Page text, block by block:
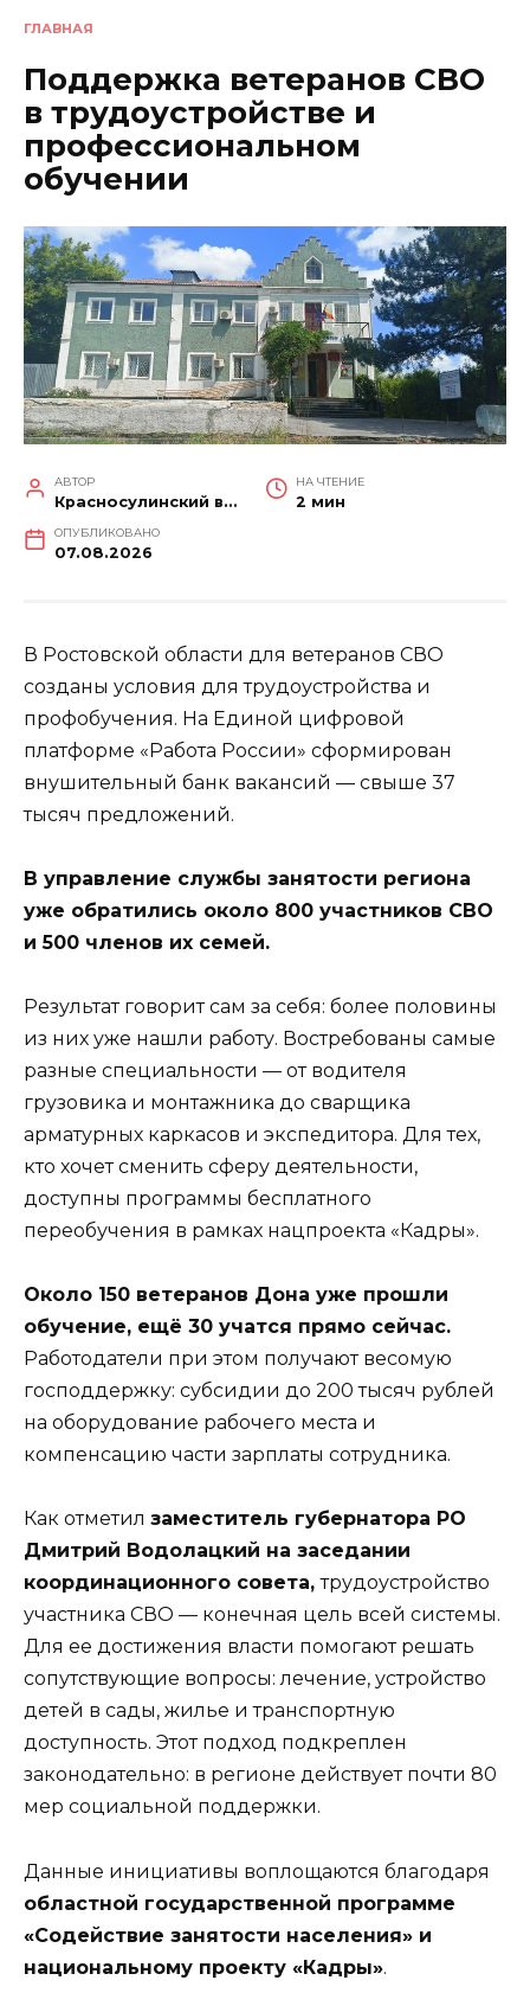
ГЛАВНАЯ
Поддержка ветеранов СВО
в трудоустройстве и
профессиональном
обучении
АВТОР
Красносулинский вестник
НА ЧТЕНИЕ
2 мин
ОПУБЛИКОВАНО
07.08.2026
В Ростовской области для ветеранов СВО
созданы условия для трудоустройства и
профобучения. На Единой цифровой
платформе «Работа России» сформирован
внушительный банк вакансий — свыше 37
тысяч предложений.
В управление службы занятости региона
уже обратились около 800 участников СВО
и 500 членов их семей.
Результат говорит сам за себя: более половины
из них уже нашли работу. Востребованы самые
разные специальности — от водителя
грузовика и монтажника до сварщика
арматурных каркасов и экспедитора. Для тех,
кто хочет сменить сферу деятельности,
доступны программы бесплатного
переобучения в рамках нацпроекта «Кадры».
Около 150 ветеранов Дона уже прошли
обучение, ещё 30 учатся прямо сейчас.
Работодатели при этом получают весомую
господдержку: субсидии до 200 тысяч рублей
на оборудование рабочего места и
компенсацию части зарплаты сотрудника.
Как отметил заместитель губернатора РО
Дмитрий Водолацкий на заседании
координационного совета,трудоустройство
участника СВО — конечная цель всей системы.
Для ее достижения власти помогают решать
сопутствующие вопросы: лечение, устройство
детей в сады, жилье и транспортную
доступность. Этот подход подкреплен
законодательно: в регионе действует почти 80
мер социальной поддержки.
Данные инициативы воплощаются благодаря
областной государственной программе
«Содействие занятости населения» и
национальному проекту «Кадры».